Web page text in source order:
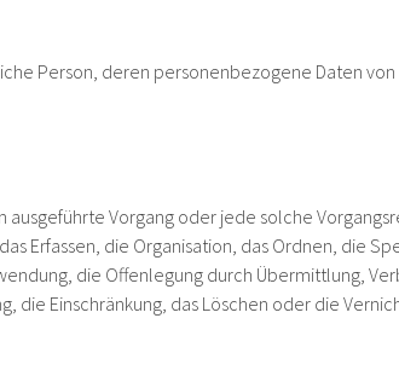
Person, deren personenbezogene Daten
Vorgang oder jede solche
Erfassen, die Organisation, das Ordnen, die
die Offenlegung durch Übermittlung,
Einschränkung, das Löschen oder die